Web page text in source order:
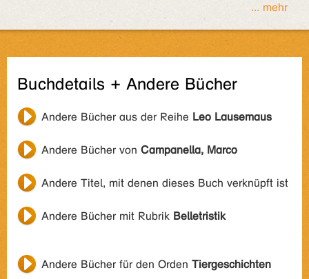
... mehr
Buchdetails + Andere Bücher
Andere Bücher aus der Reihe Leo Lausemaus
Andere Bücher von Campanella, Marco
Andere Titel, mit denen dieses Buch verknüpft ist
Andere Bücher mit Rubrik Belletristik
Andere Bücher für den Orden Tiergeschichten